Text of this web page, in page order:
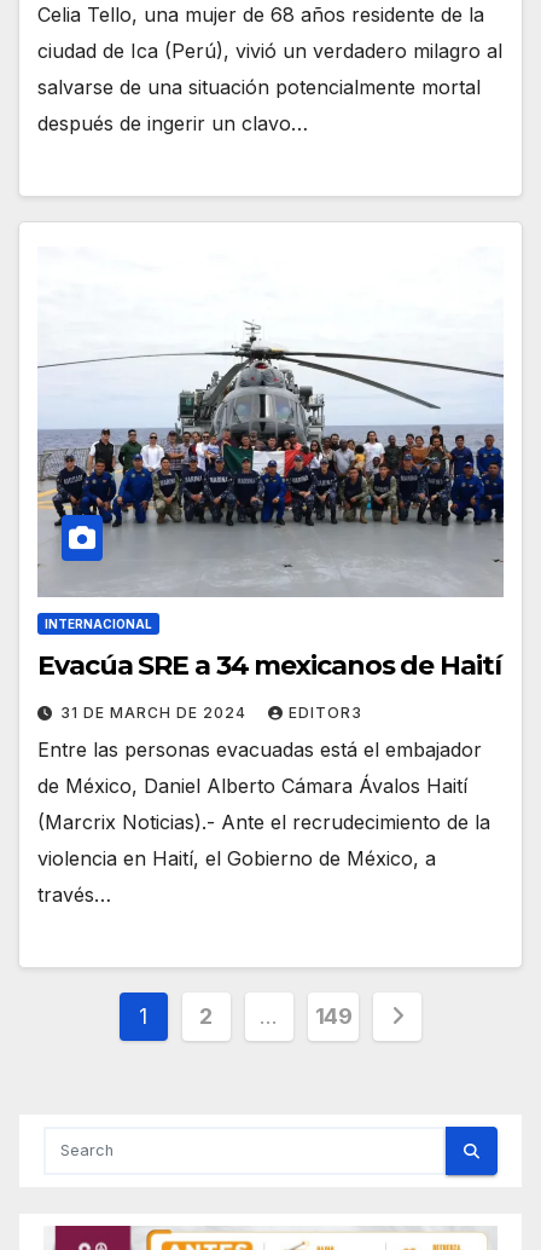
Celia Tello, una mujer de 68 años residente de la
ciudad de Ica (Perú), vivió un verdadero milagro al
salvarse de una situación potencialmente mortal
después de ingerir un clavo…
INTERNACIONAL
Evacúa SRE a 34 mexicanos de Haití
31 DE MARCH DE 2024 EDITOR3
Entre las personas evacuadas está el embajador
de México, Daniel Alberto Cámara Ávalos Haití
(Marcrix Noticias).- Ante el recrudecimiento de la
violencia en Haití, el Gobierno de México, a
través…
Posts
1 2 … 149